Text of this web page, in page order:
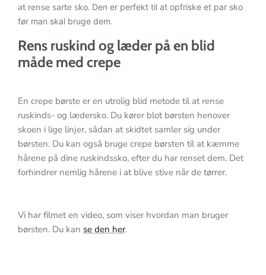
at rense sarte sko. Den er perfekt til at opfriske et par sko
før man skal bruge dem.
Rens ruskind og læder på en blid
måde med crepe
En crepe børste er en utrolig blid metode til at rense
ruskinds- og lædersko. Du kører blot børsten henover
skoen i lige linjer, sådan at skidtet samler sig under
børsten. Du kan også bruge crepe børsten til at kæmme
hårene på dine ruskindssko, efter du har renset dem. Det
forhindrer nemlig hårene i at blive stive når de tørrer.
Vi har filmet en video, som viser hvordan man bruger
børsten. Du kan se den her.